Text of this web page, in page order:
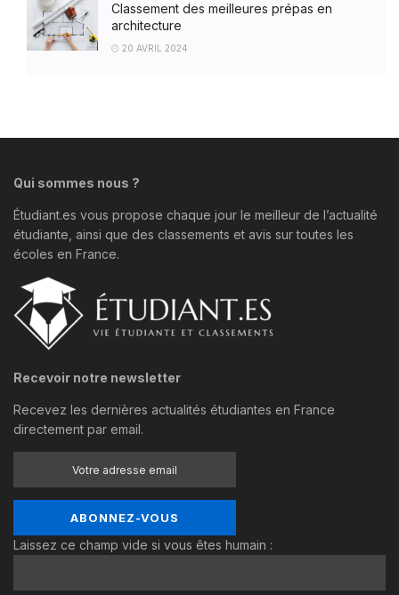
Classement des meilleures prépas en
architecture
20 AVRIL 2024
Qui sommes nous ?
Étudiant.es vous propose chaque jour le meilleur de l’actualité
étudiante, ainsi que des classements et avis sur toutes les
écoles en France.
Recevoir notre newsletter
Recevez les dernières actualités étudiantes en France
directement par email.
Laissez ce champ vide si vous êtes humain :